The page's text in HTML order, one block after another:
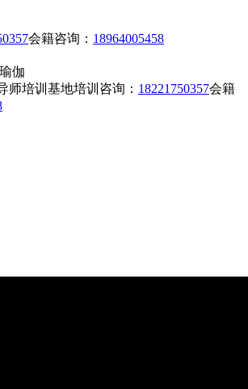
会籍咨询： 18964005458
师培训基地培训咨询： 18221750357会籍